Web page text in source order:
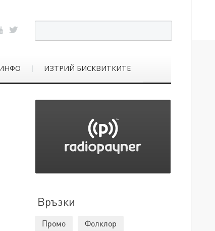
ИЗТРИЙ БИСКВИТКИТЕ
Връзки
Промо
Фолклор